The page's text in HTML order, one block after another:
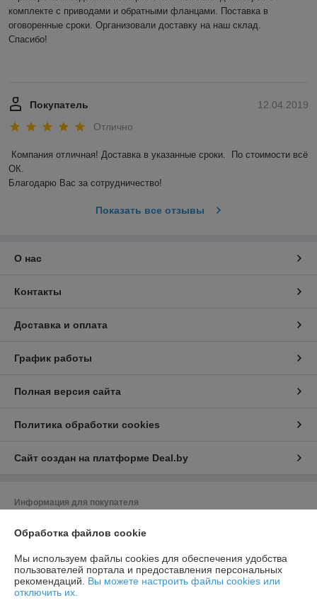
комплекте с приводами и обратными фланцами. Поставка в
оговоренные сроки. Организовали доставку на наш склад.
Спасибо!
12.04.2019
Покупатель
Отлично
Компания отличная! Доставка в указанные сроки.  По стоимости всё
ОК.
Благодарю Вас за сотрудничество!
Показать все отзывы
О нас
Контакты
Доставка и оплата
График работы
Полная версия сайта
Политика обработки cookies
Сайт создан на платформе Deal.by
Информация для покупателя
«Баел Крафт»
213-89
Регистрационный номер ЕГР: 193380526
Обработка файлов cookie
Мы используем файлы cookies для обеспечения удобства
пользователей портала и предоставления персональных
рекомендаций. Вы можете настроить файлы cookies или
отключить их.